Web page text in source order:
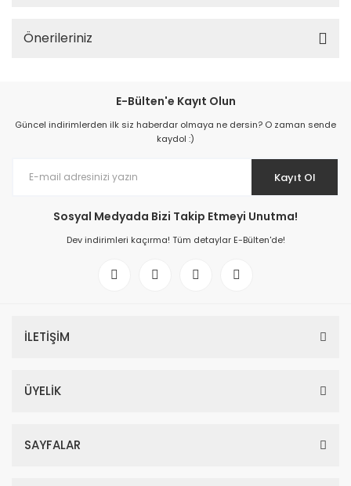
Önerileriniz
E-Bülten'e Kayıt Olun
Güncel indirimlerden ilk siz haberdar olmaya ne dersin? O zaman sende
kaydol :)
Kayıt Ol
Sosyal Medyada Bizi Takip Etmeyi Unutma!
Dev indirimleri kaçırma! Tüm detaylar E-Bülten'de!
İLETİŞİM
ÜYELİK
SAYFALAR